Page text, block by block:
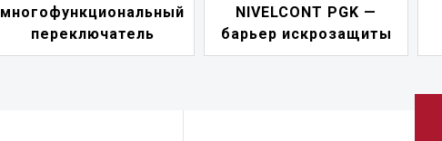
многофункциональный
переключатель
NIVELCONT PGK —
барьер искрозащиты